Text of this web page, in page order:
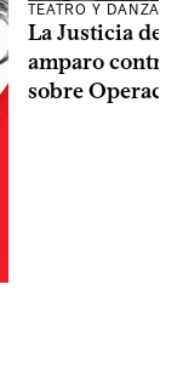
TEATRO Y DANZA
La Justicia
amparo contra
sobre